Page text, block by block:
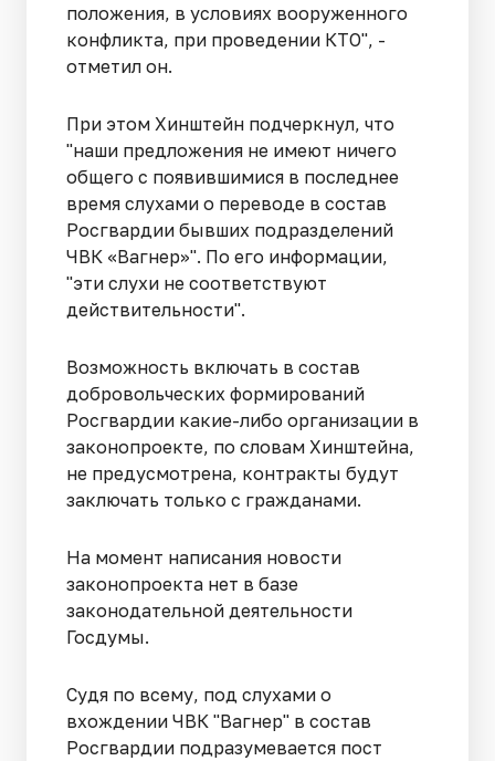
положения, в условиях вооруженного
конфликта, при проведении КТО", -
отметил он.
При этом Хинштейн подчеркнул, что
"наши предложения не имеют ничего
общего с появившимися в последнее
время слухами о переводе в состав
Росгвардии бывших подразделений
ЧВК «Вагнер»". По его информации,
"эти слухи не соответствуют
действительности".
Возможность включать в состав
добровольческих формирований
Росгвардии какие-либо организации в
законопроекте, по словам Хинштейна,
не предусмотрена, контракты будут
заключать только с гражданами.
На момент написания новости
законопроекта нет в базе
законодательной деятельности
Госдумы.
Судя по всему, под слухами о
вхождении ЧВК "Вагнер" в состав
Росгвардии подразумевается пост